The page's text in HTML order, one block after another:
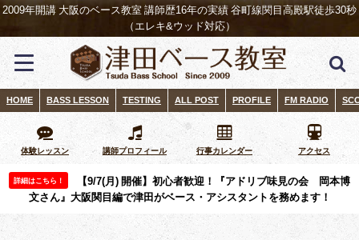
2009年開講 大阪のベース教室 講師歴16年の実績 谷町線関目高殿駅徒歩30秒
（エレキ&ウッド対応）
HOME BASS LESSON TESTING ALL POST PROFILE FM RADIO
体験レッスン 講師プロフィール 行事カレンダー アクセス
詳細はこちら！
【9/7(月) 開催】初心者歓迎！『アドリブ味見の会 岡本博
文さん』大阪関目編で津田がベース・アシスタントを務めます！